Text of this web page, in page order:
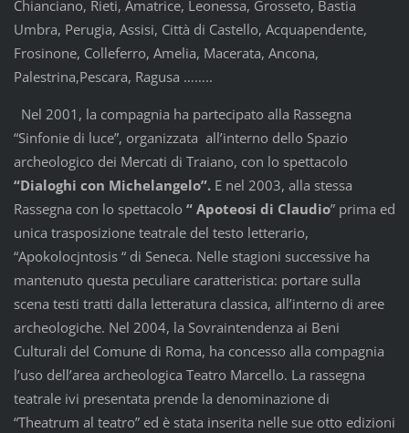
Chianciano, Rieti, Amatrice, Leonessa, Grosseto, Bastia
Umbra, Perugia, Assisi, Città di Castello, Acquapendente,
Frosinone, Colleferro, Amelia, Macerata, Ancona,
Palestrina,Pescara, Ragusa ……..
Nel 2001, la compagnia ha partecipato alla Rassegna
“Sinfonie di luce”, organizzata all’interno dello Spazio
archeologico dei Mercati di Traiano, con lo spettacolo
“Dialoghi con Michelangelo”. E nel 2003, alla stessa
Rassegna con lo spettacolo “ Apoteosi di Claudio” prima ed
unica trasposizione teatrale del testo letterario,
“Apokolocjntosis “ di Seneca. Nelle stagioni successive ha
mantenuto questa peculiare caratteristica: portare sulla
scena testi tratti dalla letteratura classica, all’interno di aree
archeologiche. Nel 2004, la Sovraintendenza ai Beni
Culturali del Comune di Roma, ha concesso alla compagnia
l’uso dell’area archeologica Teatro Marcello. La rassegna
teatrale ivi presentata prende la denominazione di
“Theatrum al teatro” ed è stata inserita nelle sue otto edizioni